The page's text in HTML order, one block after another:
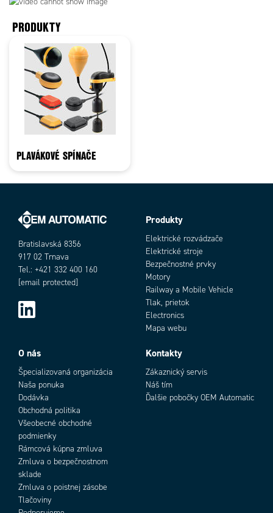
PRODUKTY
PLAVÁKOVÉ SPÍNAČE
Bratislavská 8356
917 02 Trnava
Tel.: +421 332 400 160
[email protected]
Produkty
Elektrické rozvádzače
Elektrické stroje
Bezpečnostné prvky
Motory
Railway a Mobile Vehicle
Tlak, prietok
Electronics
Mapa webu
O nás
Špecializovaná organizácia
Naša ponuka
Dodávka
Obchodná politika
Všeobecné obchodné
podmienky
Rámcová kúpna zmluva
Zmluva o bezpečnostnom
sklade
Zmluva o poistnej zásobe
Tlačoviny
Kontakty
Zákaznický servis
Náš tím
Ďalšie pobočky OEM Automatic